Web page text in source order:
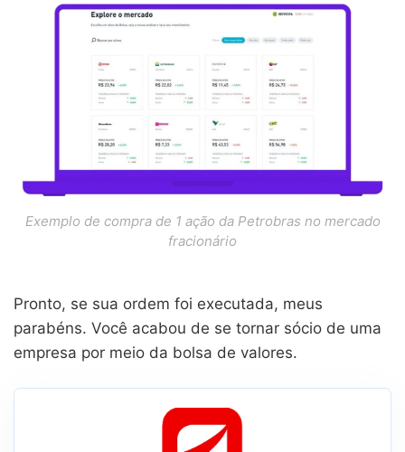
Exemplo de compra de 1 ação da Petrobras no mercado
fracionário
Pronto, se sua ordem foi executada, meus
parabéns. Você acabou de se tornar sócio de uma
empresa por meio da bolsa de valores.